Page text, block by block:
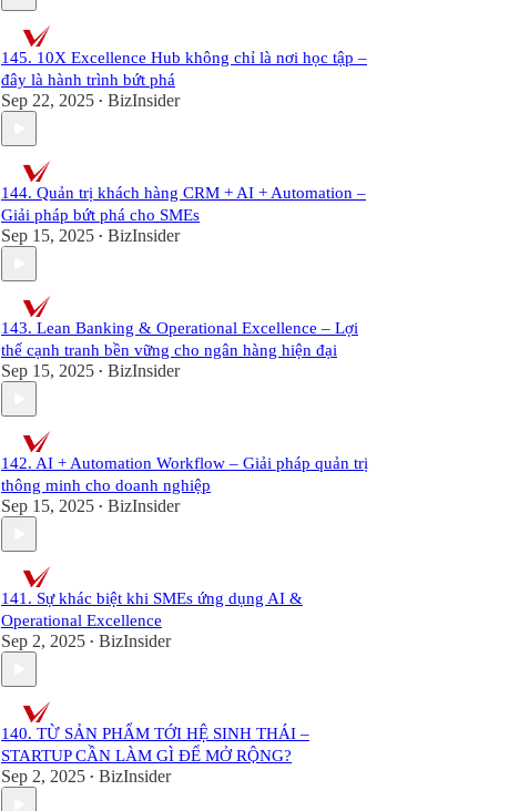
145. 10X Excellence Hub không chỉ là nơi học tập –
đây là hành trình bứt phá
Sep 22, 2025 • BizInsider
144. Quản trị khách hàng CRM + AI + Automation –
Giải pháp bứt phá cho SMEs
Sep 15, 2025 • BizInsider
143. Lean Banking & Operational Excellence – Lợi
thế cạnh tranh bền vững cho ngân hàng hiện đại
Sep 15, 2025 • BizInsider
142. AI + Automation Workflow – Giải pháp quản trị
thông minh cho doanh nghiệp
Sep 15, 2025 • BizInsider
141. Sự khác biệt khi SMEs ứng dụng AI &
Operational Excellence
Sep 2, 2025 • BizInsider
140. TỪ SẢN PHẨM TỚI HỆ SINH THÁI –
STARTUP CẦN LÀM GÌ ĐỂ MỞ RỘNG?
Sep 2, 2025 • BizInsider